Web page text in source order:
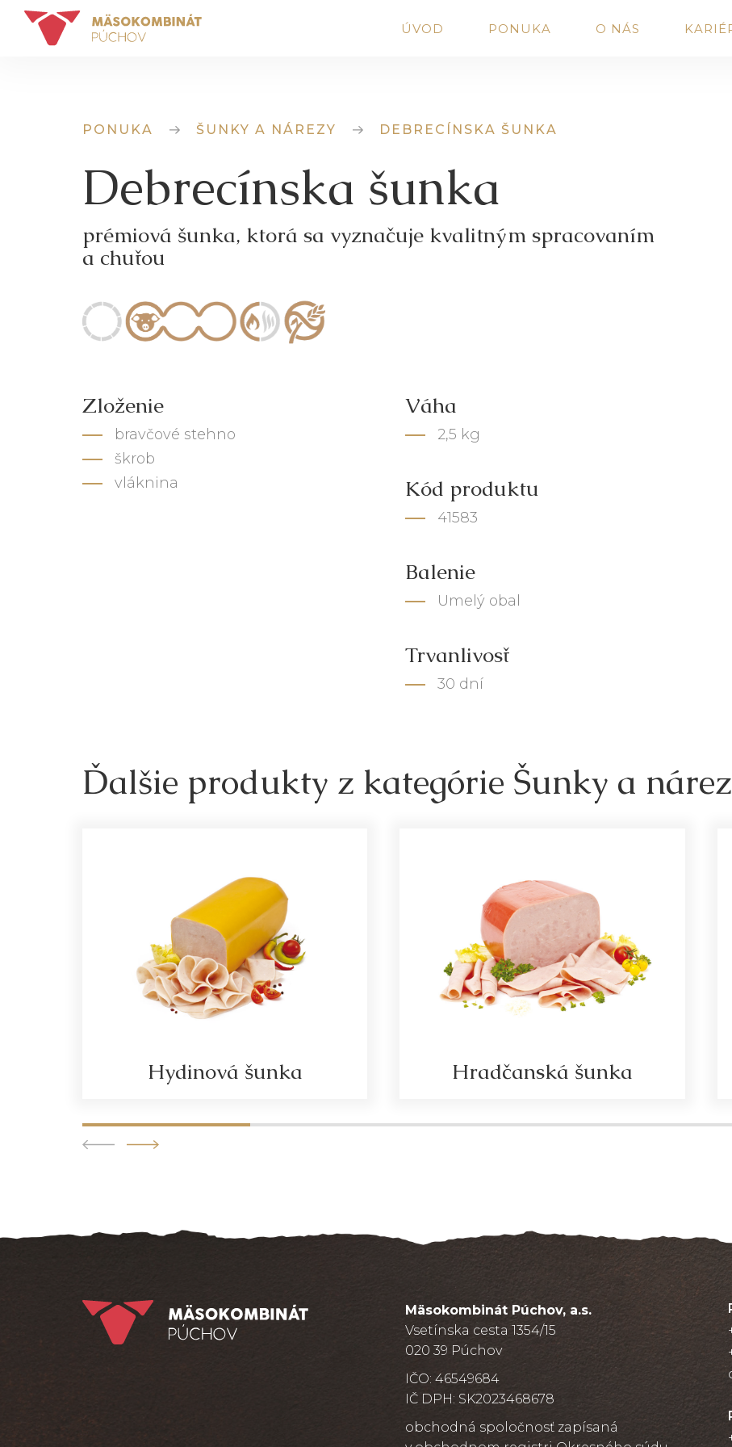
ÚVOD PONUKA O NÁS
PONUKA ŠUNKY A NÁREZY DEBRECÍNSKA ŠUNKA
Debrecínska šunka
prémiová šunka, ktorá sa vyznačuje kvalitným spracovaním
a chuťou
Zloženie
bravčové stehno
škrob
vláknina
Váha
2,5 kg
Kód produktu
41583
Balenie
Umelý obal
Trvanlivosť
30 dní
Ďalšie produkty z kategórie Šunky a
Hydinová šunka Hradčanská šunka
Mäsokombinát Púchov, a.s.
Vsetínska cesta 1354/15
020 39 Púchov
IČO: 46549684
IČ DPH: SK2023468678
obchodná spoločnosť zapísaná